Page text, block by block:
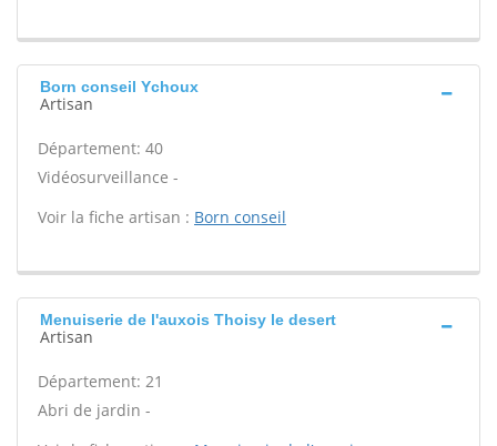
Born conseil Ychoux
Artisan
Département: 40
Vidéosurveillance -
Voir la fiche artisan : Born conseil
Menuiserie de l'auxois Thoisy le desert
Artisan
Département: 21
Abri de jardin -